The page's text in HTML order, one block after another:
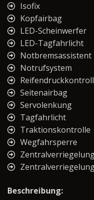
Isofix
Kopfairbag
LED-Scheinwerfer
LED-Tagfahrlicht
Notbremsassistent
Notrufsystem
Seitenairbag
Servolenkung
Tagfahrlicht
Traktionskontrolle
Wegfahrsperre
Beschreibung: